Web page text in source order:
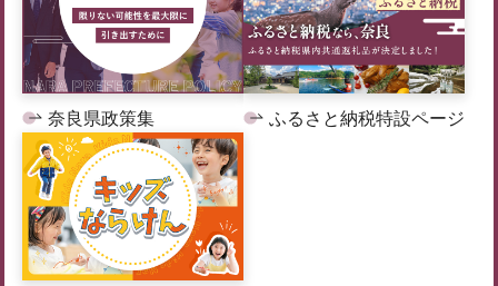
奈良県政策集 ふるさと納税特設ページ